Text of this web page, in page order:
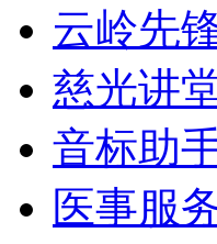
云岭先
慈光讲
音标助
医事服